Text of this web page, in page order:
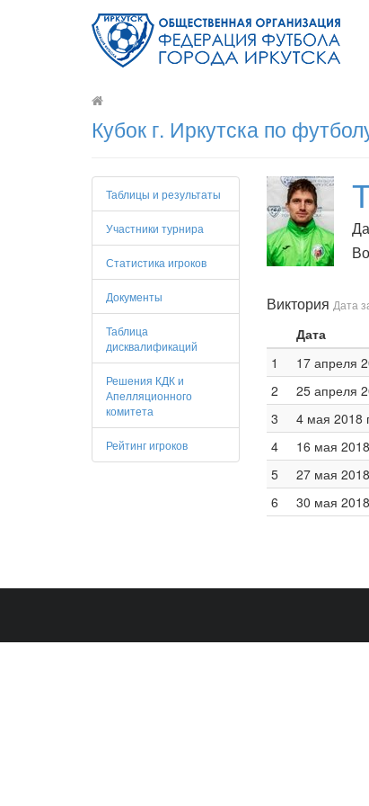
Кубок г. Иркутска по
Таблицы и результаты
Участники турнира
Статистика игроков
Документы
Таблица
дисквалификаций
Решения КДК и
Апелляционного
комитета
Рейтинг игроков
Виктория Дата
Дата
1
17 апреля
2
25 апреля
3
4 мая 2018
4
16 мая
5
27 мая
6
30 мая